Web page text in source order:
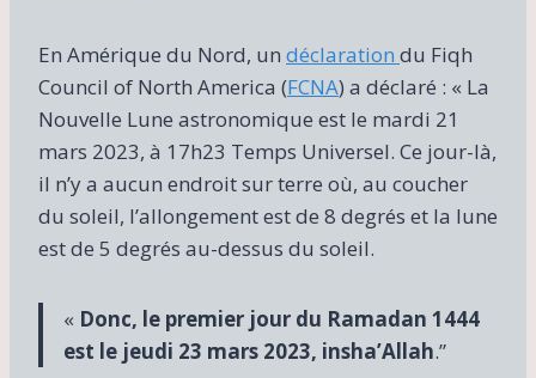
En Amérique du Nord, un déclaration du Fiqh
Council of North America (FCNA) a déclaré : « La
Nouvelle Lune astronomique est le mardi 21
mars 2023, à 17h23 Temps Universel. Ce jour-là,
il n’y a aucun endroit sur terre où, au coucher
du soleil, l’allongement est de 8 degrés et la lune
est de 5 degrés au-dessus du soleil.
« Donc, le premier jour du Ramadan 1444
est le jeudi 23 mars 2023, insha’Allah.”